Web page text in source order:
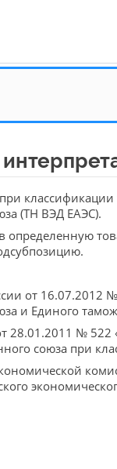
(ТН ВЭД ЕАЭС).
определенную
от
и Единого
№
союза при